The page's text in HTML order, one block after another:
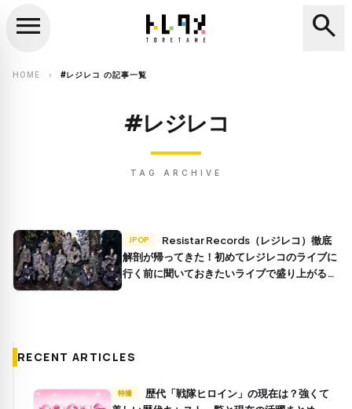
search
menu search
HOME chevron_right #レジレコ の記事一覧
#レジレコ
TAG ARCHIVE
JPOP
解剖が帰ってきた！初めてレジレコのライブに
行く前に聞いておきたいライブで盛り上がる曲
RECENT ARTICLES
特撮